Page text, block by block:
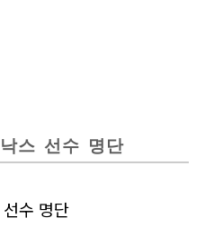
스 선수 명단
수 명단